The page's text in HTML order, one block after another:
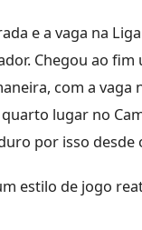
e a vaga na
Chegou ao
com a
lugar no
por isso desde
estilo de jogo